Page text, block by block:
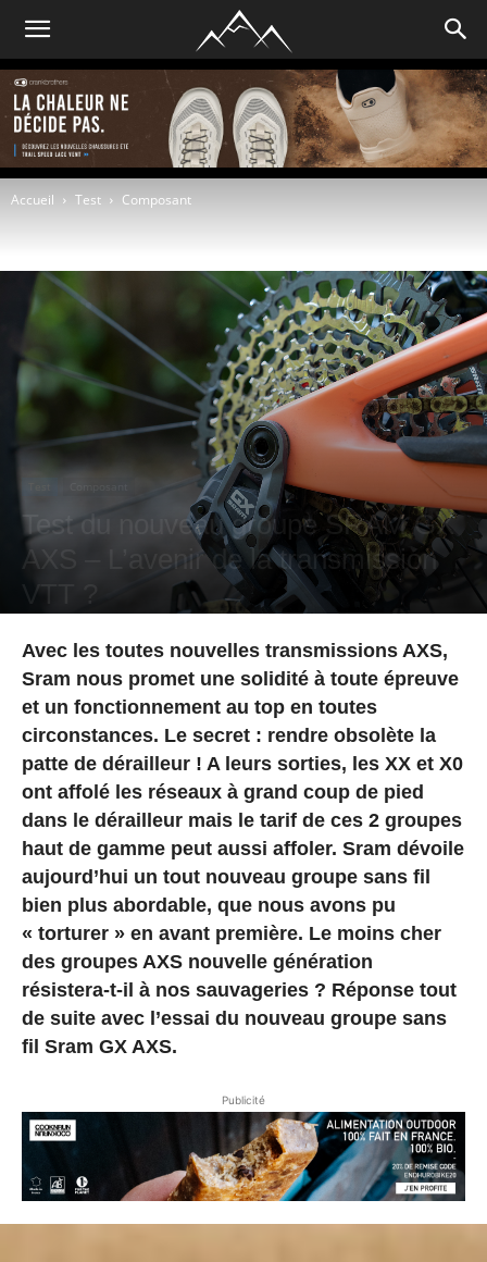
Accueil Test Composant
Test du nouveau groupe SRAM GX
AXS – L’avenir de la transmission
VTT ?
Avec les toutes nouvelles transmissions AXS,
Sram nous promet une solidité à toute épreuve
et un fonctionnement au top en toutes
circonstances. Le secret : rendre obsolète la
patte de dérailleur ! A leurs sorties, les XX et X0
ont affolé les réseaux à grand coup de pied
dans le dérailleur mais le tarif de ces 2 groupes
haut de gamme peut aussi affoler. Sram dévoile
aujourd’hui un tout nouveau groupe sans fil
bien plus abordable, que nous avons pu
« torturer » en avant première. Le moins cher
des groupes AXS nouvelle génération
résistera-t-il à nos sauvageries ? Réponse tout
de suite avec l’essai du nouveau groupe sans
fil Sram GX AXS.
Publicité